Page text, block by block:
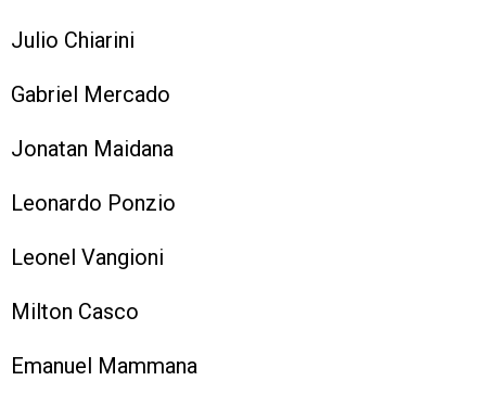
Julio Chiarini
Gabriel Mercado
Jonatan Maidana
Leonardo Ponzio
Leonel Vangioni
Milton Casco
Emanuel Mammana